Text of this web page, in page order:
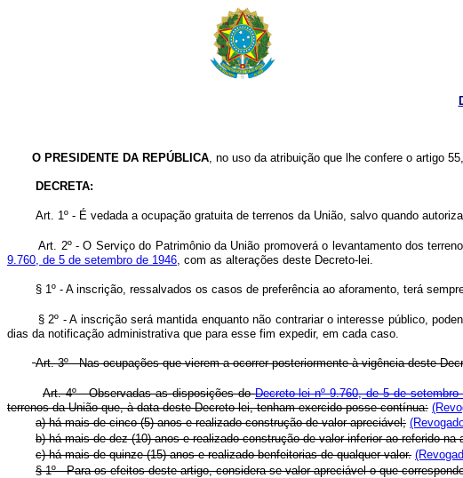
O PRESIDENTE DA REPÚBLICA, no uso da atribuição que lhe confere o artigo
DECRETA:
Art. 1º - É vedada a ocupação gratuita de terrenos da União, salvo quando
Art. 2º - O Serviço do Patrimônio da União promoverá o levantamento dos
9.760, de 5 de setembro de 1946, com as alterações deste Decreto-lei.
§ 1º - A inscrição, ressalvados os casos de preferência ao aforamento, terá
§ 2º - A inscrição será mantida enquanto não contrariar o interesse público,
dias da notificação administrativa que para esse fim expedir, em cada caso.
Art. 3º - Nas ocupações que vierem a ocorrer posteriormente à vigência deste
Art. 4º - Observadas as disposições doDecreto-lei nº 9.760, de 5 de setembro
terrenos da União que, à data deste Decreto-lei, tenham exercido posse contínua:
a) há mais de cinco (5) anos e realizado construção de valor apreciável;
b) há mais de dez (10) anos e realizado construção de valor inferior ao referido na
c) há mais de quinze (15) anos e realizado benfeitorias de qualquer valor.
§ 1º - Para os efeitos deste artigo, considera-se valor apreciável o que